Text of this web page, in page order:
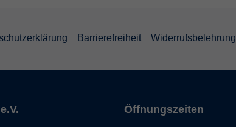
Barrierefreiheit Widerrufsbelehrung
Öffnungszeiten